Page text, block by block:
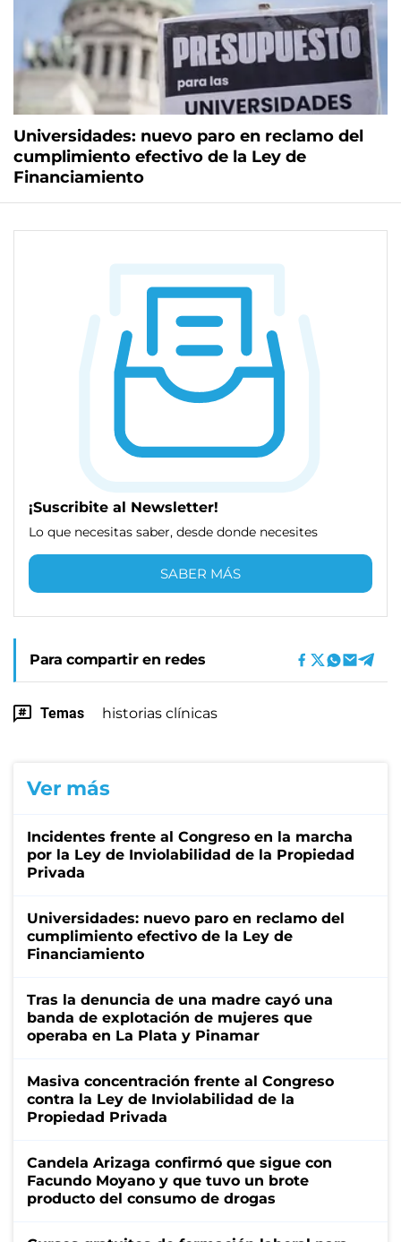
Universidades: nuevo paro en reclamo del
cumplimiento efectivo de la Ley de
Financiamiento
¡Suscribite al Newsletter!
Lo que necesitas saber, desde donde necesites
SABER MÁS
Para compartir en redes
Temas historias clínicas
Ver más
Incidentes frente al Congreso en la marcha
por la Ley de Inviolabilidad de la Propiedad
Privada
Universidades: nuevo paro en reclamo del
cumplimiento efectivo de la Ley de
Financiamiento
Tras la denuncia de una madre cayó una
banda de explotación de mujeres que
operaba en La Plata y Pinamar
Masiva concentración frente al Congreso
contra la Ley de Inviolabilidad de la
Propiedad Privada
Candela Arizaga confirmó que sigue con
Facundo Moyano y que tuvo un brote
producto del consumo de drogas